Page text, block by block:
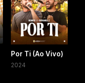
Por Ti (Ao Vivo)
2024